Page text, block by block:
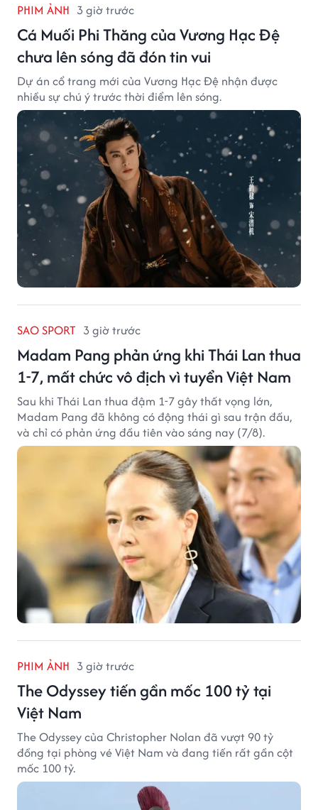
PHIM ẢNH 3 giờ trước
Cá Muối Phi Thăng của Vương Hạc Đệ
chưa lên sóng đã đón tin vui
Dự án cổ trang mới của Vương Hạc Đệ nhận được
nhiều sự chú ý trước thời điểm lên sóng.
SAO SPORT 3 giờ trước
Madam Pang phản ứng khi Thái Lan thua
1-7, mất chức vô địch vì tuyển Việt Nam
Sau khi Thái Lan thua đậm 1-7 gây thất vọng lớn,
Madam Pang đã không có động thái gì sau trận đấu,
và chỉ có phản ứng đầu tiên vào sáng nay (7/8).
PHIM ẢNH 3 giờ trước
The Odyssey tiến gần mốc 100 tỷ tại
Việt Nam
The Odyssey của Christopher Nolan đã vượt 90 tỷ
đồng tại phòng vé Việt Nam và đang tiến rất gần cột
mốc 100 tỷ.